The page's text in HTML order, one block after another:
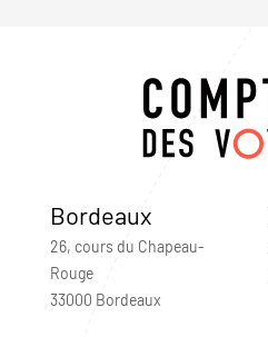
Bordeaux
26, cours du Chapeau-
Rouge
33000 Bordeaux